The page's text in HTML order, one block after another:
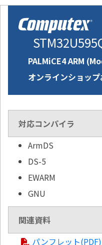
PALMiCE4 ARM
オンラインショッ
対応コンパイラ
ArmDS
DS-5
EWARM
GNU
関連資料
パンフレット(PDF)